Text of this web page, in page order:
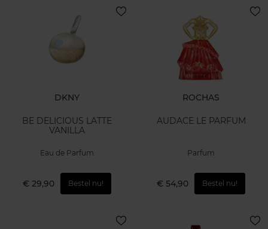
DKNY
BE DELICIOUS LATTE
VANILLA
Eau de Parfum
€ 29,90 Bestel nu!
ROCHAS
AUDACE LE PARFUM
Parfum
€ 54,90 Bestel nu!